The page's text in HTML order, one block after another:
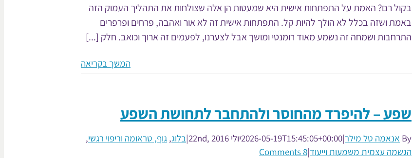
בקול רם? האמת על התפתחות אישית היא שמעטות הן אלה שצולחות את התהליך העמוק הזה
באמת ושזה בכלל לא הולך להיות קל. התפתחות אישית זה לא אור ואהבה, פרחים ופרפרים
התרחבות ושמחה זה נשמע מאוד רומנטי ומושך אבל לצערנו, לפעמים זה ארוך וכואב. חלק [...]
המשך בקריאה
שפע – להיפרד מהחוסר ולהתחבר לתחושת השפע
By אנאמה טל מילר|
2026-05-19T15:45:05+00:00יולי 22nd, 2016 |בלוג, גוף, טראומה וריפוי רגשי,
הגשמה עצמית משמעות וייעוד|
8 Comments